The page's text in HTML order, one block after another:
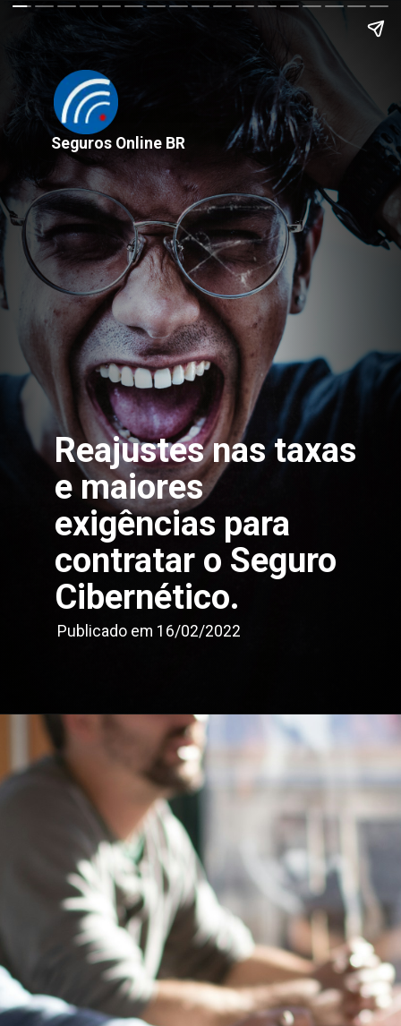
Reajustes nas taxas
e maiores
exigências para
contratar o Seguro
Cibernético.
Seguros Online BR
Publicado em 16/02/2022